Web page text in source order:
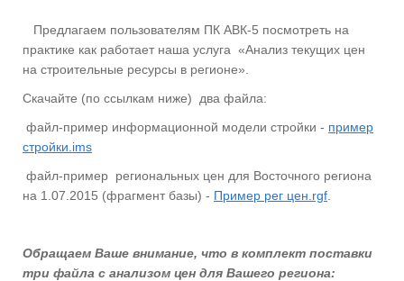
Предлагаем пользователям ПК АВК-5 посмотреть на
практике как работает наша услуга «Анализ текущих цен
на строительные ресурсы в регионе».
Скачайте (по ссылкам ниже)
два файла:
файл-пример информационной модели стройки - пример
стройки.ims
файл-пример региональных цен для Восточного региона
на 1.07.2015 (фрагмент базы) - Пример рег цен.rgf
Обращаем Ваше внимание, что в комплект поставки
три файла с анализом цен для Вашего региона: